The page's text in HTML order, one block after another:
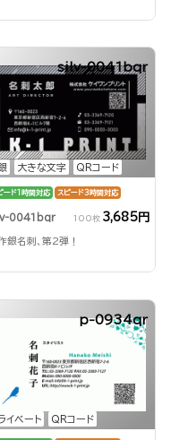
大きな文字 QRコード
silv-0041bqr
ード1時間対応 スピード3時間対応
0041bqr 100枚 3,685円
銀名刺、第2弾！
イベート QRコード
p-0934qr